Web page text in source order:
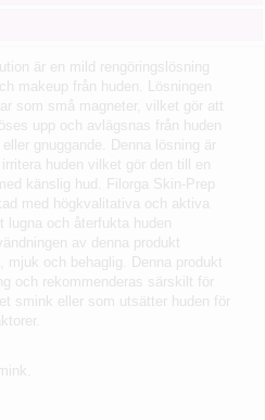
är en mild rengöringslösning
makeup från huden. Lösningen
som små magneter, vilket gör att
upp och avlägsnas från huden
gnuggande. Denna lösning är
huden vilket gör den till en
känslig hud. Filorga Skin-Prep
med högkvalitativa och aktiva
lugna och återfukta huden
av denna produkt
mjuk och behaglig. Denna produkt
och rekommenderas särskilt för
smink eller som utsätter huden för